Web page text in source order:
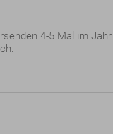
4-5 Mal im